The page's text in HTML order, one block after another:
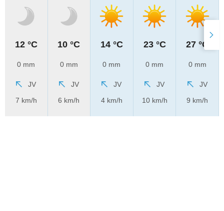
12 °C
0 mm
JV
7 km/h
10 °C
0 mm
JV
6 km/h
14 °C
0 mm
JV
4 km/h
23 °C
0 mm
JV
10 km/h
27 °C
0 mm
JV
9 km/h